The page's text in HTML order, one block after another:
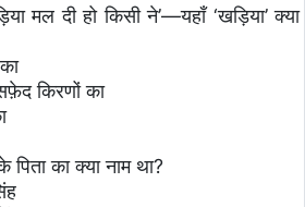
मल दी हो किसी ने’—यहाँ ‘खड़िया’ क्या
किरणों का
का क्या नाम था?